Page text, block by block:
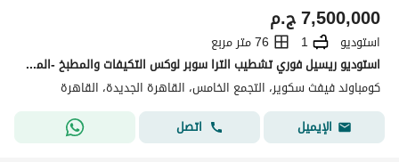
ج.م7,500,000
استوديو 1
76 متر مربع
استوديو ريسيل فوري تشطيب الترا سوبر لوكس التكيفات والمطبخ -المراسم فيفث سكوير - open view جاهز للمعاينه
كومباوند فيفث سكوير، التجمع الخامس، القاهرة الجديدة، القاهرة
الإيميل
اتصل